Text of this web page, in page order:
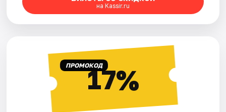
на Kassir.ru
ПРОМОКОД17%